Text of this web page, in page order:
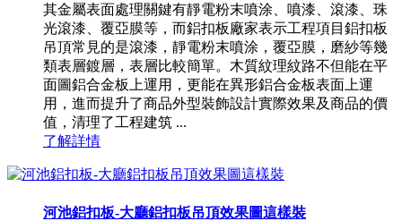
其金屬表面處理關鍵有靜電粉末噴涂、噴漆、滾漆、珠
光滾漆、覆亞膜等，而鋁扣板廠家表示工程項目鋁扣板
吊頂常見的是滾漆，靜電粉末噴涂，覆亞膜，磨紗等幾
類表層鍍層，表層比較簡單。木質紋理紋路不但能在平
面圖鋁合金板上運用，更能在異形鋁合金板表面上運
用，進而提升了商品外型裝飾設計實際效果及商品的價
值，清理了工程建筑 ...
了解詳情
河池鋁扣板-大廳鋁扣板吊頂效果圖這樣裝